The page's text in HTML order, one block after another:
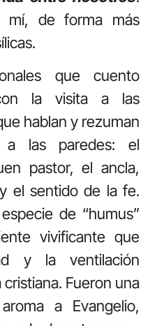
mí, de forma más
que cuento
la visita a las
hablan y rezuman
a las paredes: el
pastor, el ancla,
el sentido de la fe.
de “humus”
vivificante que
y la ventilación
Fueron una
a Evangelio,